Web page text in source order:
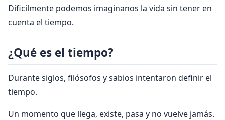
Dificilmente podemos imaginanos la vida sin tener en
cuenta el tiempo.
¿Qué es el tiempo?
Durante siglos, filósofos y sabios intentaron deﬁnir el
tiempo.
Un momento que llega, existe, pasa y no vuelve jamás.